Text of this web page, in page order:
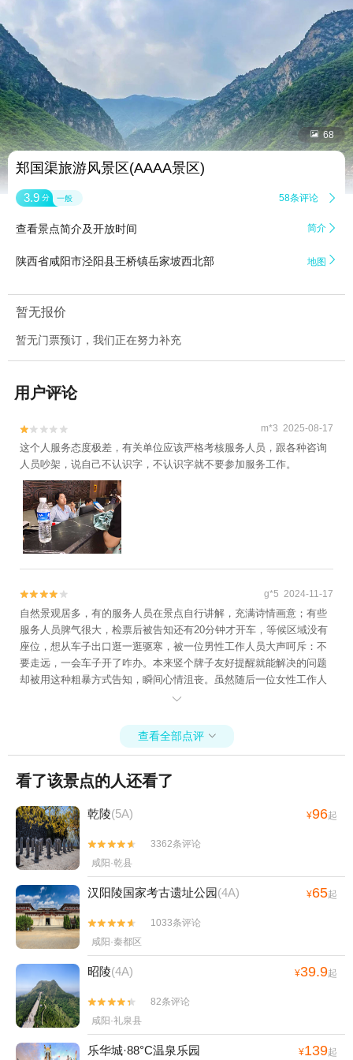
 68
郑国渠旅游风景区(AAAA景区)
3.9 分 一般 58条评论 
查看景点简介及开放时间 简介 
陕西省咸阳市泾阳县王桥镇岳家坡西北部 地图 
暂无报价
暂无门票预订，我们正在努力补充
用户评论

 m*3 2025-08-17
这个人服务态度极差，有关单位应该严格考核服务人员，跟各种咨询
人员吵架，说自己不认识字，不认识字就不要参加服务工作。

 g*5 2024-11-17
自然景观居多，有的服务人员在景点自行讲解，充满诗情画意；有些
服务人员脾气很大，检票后被告知还有20分钟才开车，等候区域没有
座位，想从车子出口逛一逛驱寒，被一位男性工作人员大声呵斥：不
要走远，一会车子开了咋办。本来竖个牌子友好提醒就能解决的问题
却被用这种粗暴方式告知，瞬间心情沮丧。虽然随后一位女性工作人
员缓解矛盾：他就是说话的声音比较大，没有恶意。这待遇不知有多

查看全部点评 
看了该景点的人还看了
乾陵(5A) ¥96起


3362条评论
咸阳·乾县
汉阳陵国家考古遗址公园(4A) ¥65起


1033条评论
咸阳·秦都区
昭陵(4A) ¥39.9起


82条评论
咸阳·礼泉县
乐华城·88°C温泉乐园 ¥139起